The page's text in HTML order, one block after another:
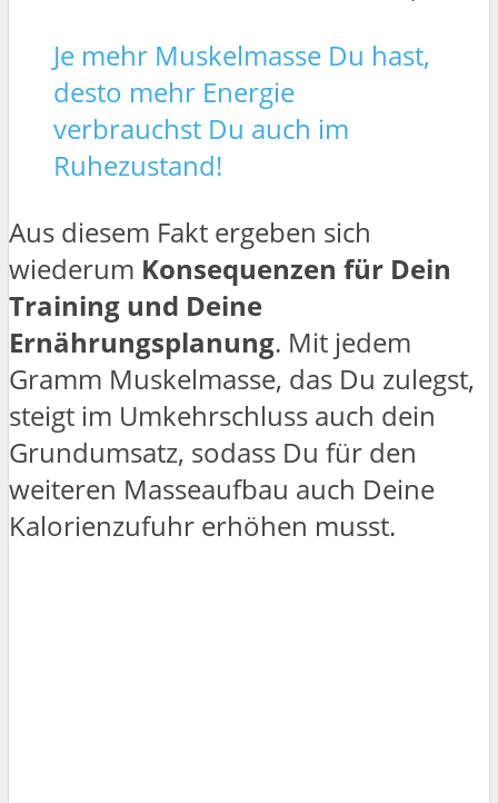
Je mehr Muskelmasse Du hast,
desto mehr Energie
verbrauchst Du auch im
Ruhezustand!
Aus diesem Fakt ergeben sich
wiederum Konsequenzen für Dein
Training und Deine
Ernährungsplanung. Mit jedem
Gramm Muskelmasse, das Du zulegst,
steigt im Umkehrschluss auch dein
Grundumsatz, sodass Du für den
weiteren Masseaufbau auch Deine
Kalorienzufuhr erhöhen musst.